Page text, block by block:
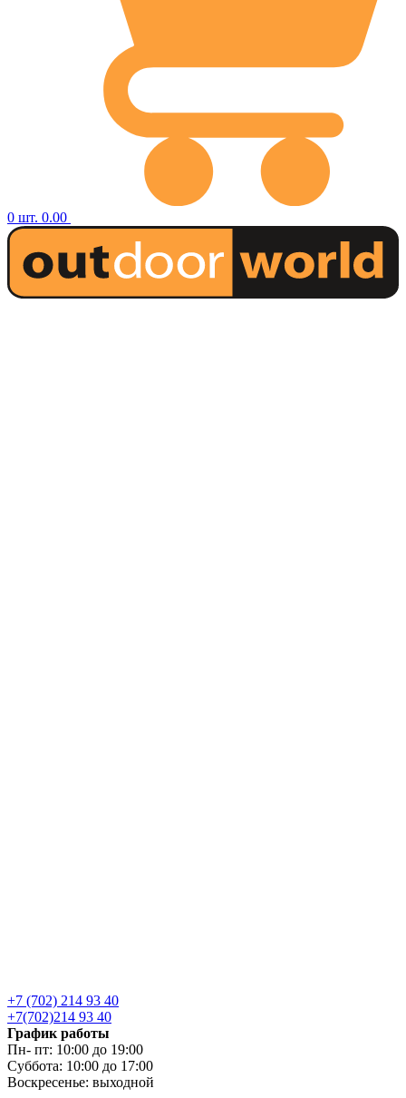
0 шт. 0.00
+7 (702) 214 93 40
+7(702)214 93 40
График работы
Пн- пт: 10:00 до 19:00
Суббота: 10:00 до 17:00
Воскресенье: выходной